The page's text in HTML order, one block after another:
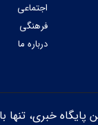
اجتماعی
فرهنگی
درباره ما
پایگاه خبری، تنها